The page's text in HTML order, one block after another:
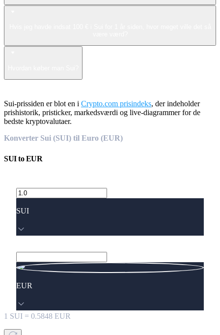
Sui-prissiden er blot en i Crypto.com prisindeks, der indeholder
prishistorik, pristicker, markedsværdi og live-diagrammer for de
bedste kryptovalutaer.
Konverter Sui (SUI) til Euro (EUR)
SUItoEUR
SUI
EUR
1 SUI = 0.5848 EUR